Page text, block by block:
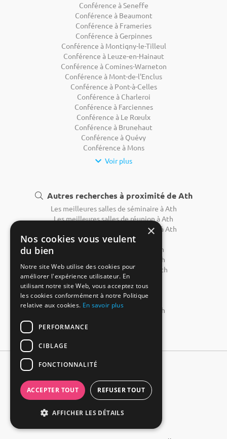
Conférence à Seneffe
Conférence à Beaumont
Conférence à Frameries
Conférence à Gerpinnes
Conférence à Montigny-le-Tilleul
Conférence à Leuze-en-Hainaut
Conférence à Comines-Warneton
Conférence à Mont-de-l'Enclus
Conférence à Pont-à-Celles
Conférence à Charleroi
Conférence à Farciennes
Conférence à Le Rœulx
Conférence à Brunehaut
Conférence à Quévy
Conférence à Mons
Voir plus
Autres recherches à proximité de Ath
Les meilleures salles de séminaire à Ath
Les meilleures salles de réunion à Ath
Les meilleures salles de formation à Ath
Hôtel pour un séminaire à Ath
Location château mariage à Ath
Location domaine mariage à Ath
Location restaurant mariage à Ath
Salle mariage pas chère à Ath
Salle réception à Ath
Salle fête pas chère à Ath
Location salle anniversaire à Ath
×
Nos cookies vous veulent
du bien
Notre site Web utilise des cookies pour
améliorer l'expérience utilisateur. En
utilisant notre site Web, vous acceptez tous
les cookies conformément à notre Politique
relative aux cookies. En savoir plus
PERFORMANCE
CIBLAGE
FONCTIONNALITÉ
ACCEPTER TOUT REFUSER TOUT
AFFICHER LES DÉTAILS